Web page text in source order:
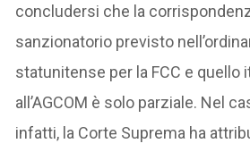
concludersi che la
sanzionatorio previsto
statunitense per la FCC e quello
all’AGCOM è solo parziale. Nel
infatti, la Corte Suprema ha